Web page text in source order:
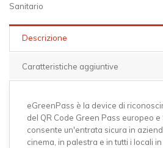
Sanitario
Descrizione
Caratteristiche aggiuntive
eGreenPass è la device di
del QR Code Green Pass europeo
consente un'entrata sicura in
cinema, in palestra e in tutti i locali